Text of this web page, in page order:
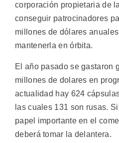
corporación propietaria de
conseguir patrocinadores
millones de dólares
mantenerla en órbita.
El año pasado se gastaron
millones de dolares en
actualidad hay 624
las cuales 131 son rusas.
papel importante en el
deberá tomar la delantera.